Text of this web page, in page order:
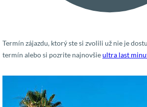
Termín zájazdu, ktorý ste si zvolili už nie je
termín alebo si pozrite najnovšieultra last